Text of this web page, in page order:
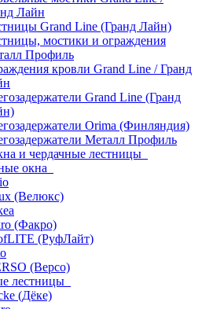
Лайн
Grand Line (Гранд Лайн)
мостики и ограждения
Профиль
кровли Grand Line / Гранд
Grand Line (Гранд
Orima (Финляндия)
Металл Профиль
и чердачные лестницы
окна
(Велюкс)
(Факро)
(РуфЛайт)
(Версо)
лестницы
(Дёке)